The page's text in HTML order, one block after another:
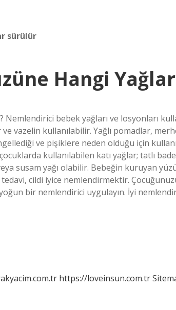
sürülür
Hangi
bebek yağları ve losyonları
ve vazelin kullanılabilir. Yağlı pomadlar,
ve pişiklere neden olduğu için
kullanılabilen katı yağlar; tatlı
susam yağı olabilir. Bebeğin kuruyan
cildi iyice nemlendirmektir.
bir nemlendirici uygulayın. İyi
https://loveinsun.com.tr